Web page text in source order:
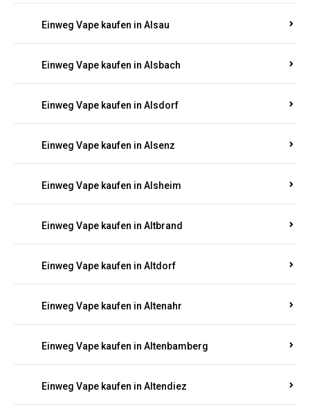
Einweg Vape kaufen in Alsau
Einweg Vape kaufen in Alsbach
Einweg Vape kaufen in Alsdorf
Einweg Vape kaufen in Alsenz
Einweg Vape kaufen in Alsheim
Einweg Vape kaufen in Altbrand
Einweg Vape kaufen in Altdorf
Einweg Vape kaufen in Altenahr
Einweg Vape kaufen in Altenbamberg
Einweg Vape kaufen in Altendiez